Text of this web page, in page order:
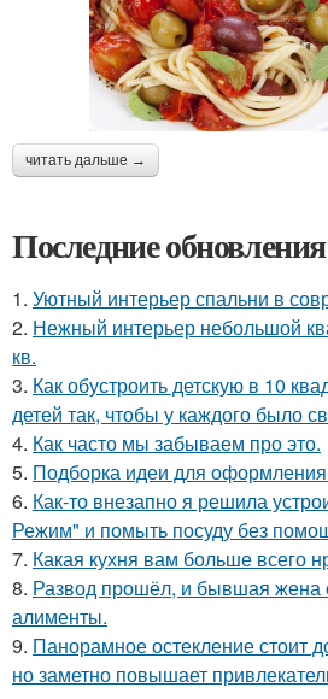
читать дальше →
Последние
1. Уютный интерьер спальни в
2. Нежный интерьер небольшой
кв.
3. Как обустроить детскую в 10
детей так, чтобы у каждого было
4. Как часто мы забываем про это.
5. Подборка идеи для
6. Как-то внезапно я решила
Режим" и помыть посуду без
7. Какая кухня вам больше всего
8. Развод прошёл, и бывшая жена
алименты.
9. Панорамное остекление стоит
но заметно повышает